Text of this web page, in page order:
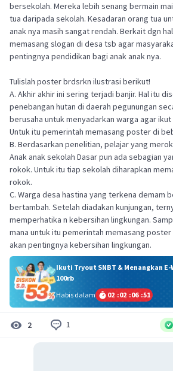
bersekolah. Mereka lebih senang bermain
tua daripada sekolah. Kesadaran orang tua
anak nya masih sangat rendah. Berkait dgn
memasang slogan di desa tsb agar
pentingnya pendidikan bagi anak anak nya.
Tulislah poster brdsrkn ilustrasi berikut!
A. Akhir akhir ini sering terjadi banjir. Hal itu
penebangan hutan di daerah pegunungan
berusaha untuk menyadarkan warga agar
Untuk itu pemerintah memasang poster di
B. Berdasarkan penelitian, pelajar yang
Anak anak sekolah Dasar pun ada sebagian
rokok. Untuk itu tiap sekolah diharapkan
rokok.
C. Warga desa hastina yang terkena demam
bertambah. Setelah diadakan kunjungan,
memperhatika n kebersihan lingkungan.
mana untuk itu pemerintah memasang
akan pentingnya kebersihan lingkungan.
Ikuti Tryout SNBT & Menangkan
100rb
Habis dalam
02 :02 :06 :51
2 1